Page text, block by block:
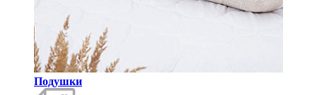
Подушки